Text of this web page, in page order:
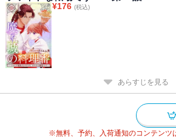
¥176 (税込)
あらすじを見る
※無料、予約、入荷通知のコンテンツ